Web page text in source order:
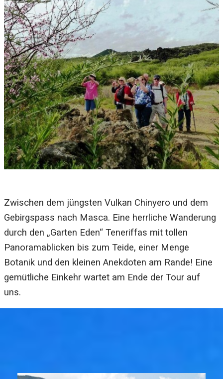
Zwischen dem jüngsten Vulkan Chinyero und dem
Gebirgspass nach Masca. Eine herrliche Wanderung
durch den „Garten Eden“ Teneriffas mit tollen
Panoramablicken bis zum Teide, einer Menge
Botanik und den kleinen Anekdoten am Rande! Eine
gemütliche Einkehr wartet am Ende der Tour auf
uns.